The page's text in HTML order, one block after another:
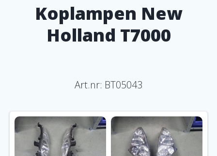
Koplampen New
Holland T7000
Art.nr: BT05043